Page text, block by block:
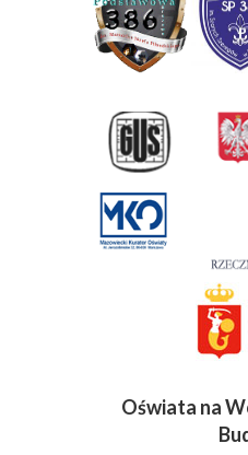
Oświata na